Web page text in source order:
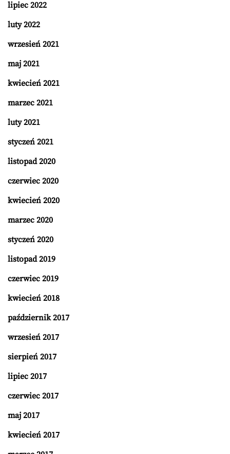
lipiec 2022
luty 2022
wrzesień 2021
maj 2021
kwiecień 2021
marzec 2021
luty 2021
styczeń 2021
listopad 2020
czerwiec 2020
kwiecień 2020
marzec 2020
styczeń 2020
listopad 2019
czerwiec 2019
kwiecień 2018
październik 2017
wrzesień 2017
sierpień 2017
lipiec 2017
czerwiec 2017
maj 2017
kwiecień 2017